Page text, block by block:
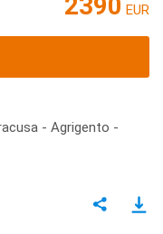
EUR
- Agrigento -